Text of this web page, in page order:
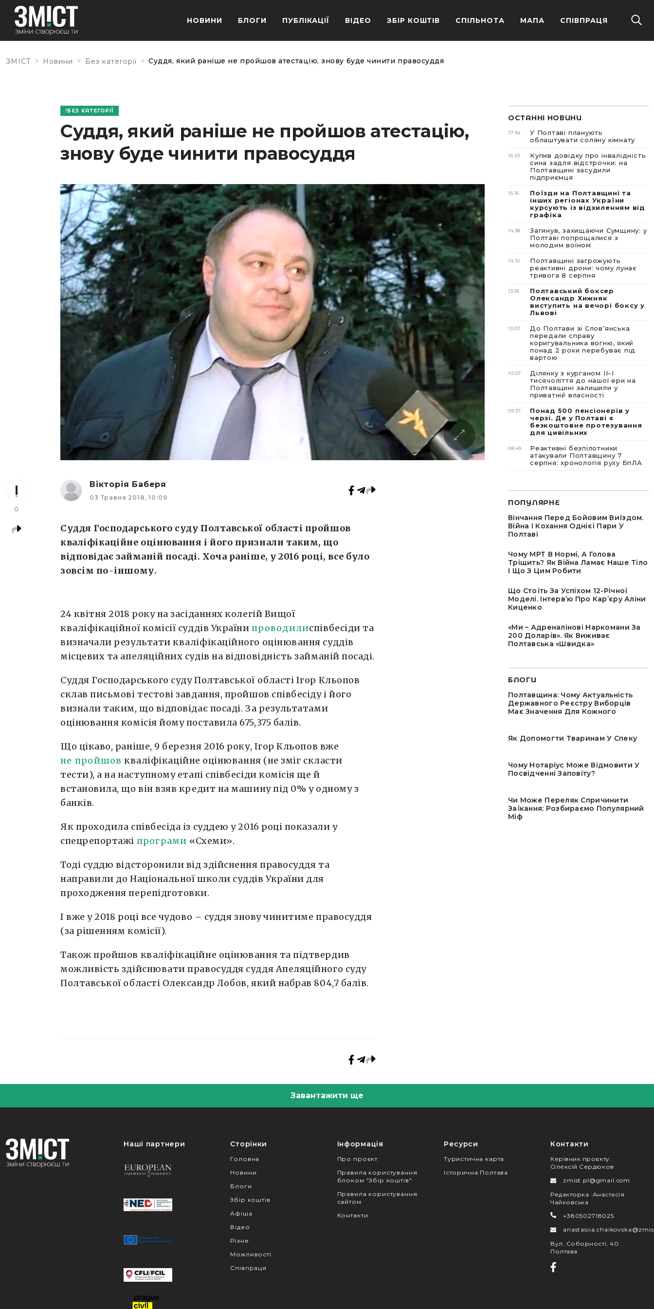
НОВИНИ БЛОГИ ПУБЛІКАЦІЇ ВІДЕО ЗБІР КОШТІВ СПІЛЬНОТА МАПА СПІВПРАЦЯ
ЗМІСТ > Новини > Без категорії > Суддя, який раніше не пройшов атестацію, знову буде чинити правосуддя
БЕЗ КАТЕГОРІЇ
Суддя, який раніше не пройшов атестацію,
знову буде чинити правосуддя
0
Вікторія Баберя
03 Травня 2018, 10:09
Суддя Господарського суду Полтавської області пройшов
кваліфікаційне оцінювання і його признали таким, що
відповідає займаній посаді. Хоча раніше, у 2016 році, все було
зовсім по-іншому.
24 квітня 2018 року на засіданнях колегій Вищої
кваліфікаційної комісії суддів Українипроводилиспівбесіди та
визначали результати кваліфікаційного оцінювання суддів
місцевих та апеляційних судів на відповідність займаній посаді.
Суддя Господарського суду Полтавської області Ігор Кльопов
склав письмові тестові завдання, пройшов співбесіду і його
визнали таким, що відповідає посаді. За результатами
оцінювання комісія йому поставила 675,375 балів.
Що цікаво, раніше, 9 березня 2016 року, Ігор Кльопов вже
не пройшов кваліфікаційне оцінювання (не зміг скласти
тести), а на наступному етапі співбесіди комісія ще й
встановила, що він взяв кредит на машину під 0% у одному з
банків.
Як проходила співбесіда із суддею у 2016 році показали у
спецрепортажі програми «Схеми».
Тоді суддю відсторонили від здійснення правосуддя та
направили до Національної школи суддів України для
проходження перепідготовки.
І вже у 2018 році все чудово – суддя знову чинитиме правосуддя
(за рішенням комісії).
Також пройшов кваліфікаційне оцінювання та підтвердив
можливість здійснювати правосуддя суддя Апеляційного суду
Полтавської області Олександр Лобов, який набрав 804,7 балів.
ОСТАННІ НОВИНИ
17:34
У Полтаві планують
облаштувати соляну кімнату
16:29
Купив довідку про інвалідність
сина задля відстрочки: на
Полтавщині засудили
підприємця
15:16
Поїзди на Полтавщині та
інших регіонах України
курсують із відхиленням від
графіка
14:38
Загинув, захищаючи Сумщину: у
Полтаві попрощалися з
молодим воїном
14:10
Полтавщині загрожують
реактивні дрони: чому лунає
тривога 8 серпня
13:56
Полтавський боксер
Олександр Хижняк
виступить на вечорі боксу у
Львові
13:07
До Полтави зі Словʼянська
передали справу
коригувальника вогню, який
понад 2 роки перебуває під
вартою
10:07
Ділянку з курганом II–I
тисячоліття до нашої ери на
Полтавщині залишили у
приватній власності
09:37
Понад 500 пенсіонерів у
черзі. Де у Полтаві є
безкоштовне протезування
для цивільних
08:49
Реактивні безпілотники
атакували Полтавщину 7
серпня: хронологія руху БпЛА
ПОПУЛЯРНЕ
Вінчання Перед Бойовим Виїздом.
Війна І Кохання Однієї Пари У
Полтаві
Чому МРТ В Нормі, А Голова
Тріщить? Як Війна Ламає Наше Тіло
І Що З Цим Робити
Що Стоїть За Успіхом 12-Річної
Моделі. Інтервʼю Про Карʼєру Аліни
Киценко
«Ми – Адреналінові Наркомани За
200 Доларів». Як Виживає
Полтавська «швидка»
БЛОГИ
Полтавщина: Чому Актуальність
Державного Реєстру Виборців
Має Значення Для Кожного
Як Допомогти Тваринам У Спеку
Чому Нотаріус Може Відмовити У
Посвідченні Заповіту?
Чи Може Переляк Спричинити
Заїкання: Розбираємо Популярний
Міф
Завантажити ще
Наші партнери Сторінки
Головна
Новини
Блоги
Збір коштів
Афіша
Відео
Різне
Можливості
Співпраця
Інформація
Про проєкт
Правила користування
блоком "Збір коштів"
Правила користування
сайтом
Контакти
Ресурси
Туристична карта
Історична Полтава
Контакти
Керівник проєкту:
Олексій Сердюков
zmist.pl@gmail.com
Редакторка :Анастасія
Чайковська
+380502718025
Вул. Соборності, 40:
Полтава